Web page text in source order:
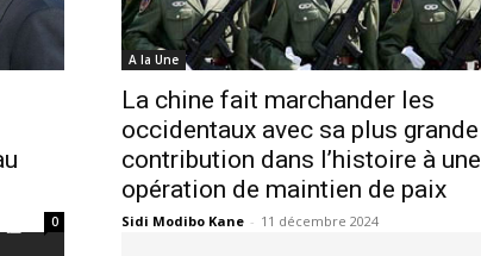
0
A la Une
La chine fait marchander les
occidentaux avec sa plus grande
contribution dans l’histoire à une
opération de maintien de paix
Sidi Modibo Kane - 11 décembre 2024